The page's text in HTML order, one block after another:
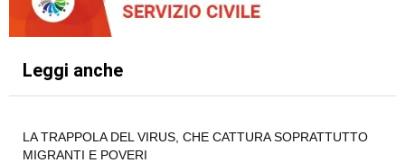
Leggi anche
LA TRAPPOLA DEL VIRUS, CHE CATTURA SOPRATTUTTO
MIGRANTI E POVERI